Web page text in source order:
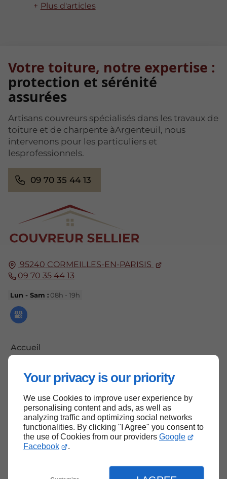
Your privacy is our priority
We use Cookies to improve user experience by
personalising content and ads, as well as
analyzing traffic and optimizing social networks
functionalities. By clicking "I Agree" you consent to
the use of Cookies from our providers Google
Facebook
.
Plus d'articles
95240 CORMEILLES-EN-PARISIS
09 70 35 44 13
Lun - Sam : 08h - 19h
Accueil
Mentions légales
Plan du site
Votre toiture, notre expertise :
protection et sérénité
assurées
Artisans couvreurs spécialisés dans les travaux de
toiture et de charpente àArgenteuil, nous
intervenons pour les particuliers et
lesprofessionnels.
09 70 35 44 13
Haut de page